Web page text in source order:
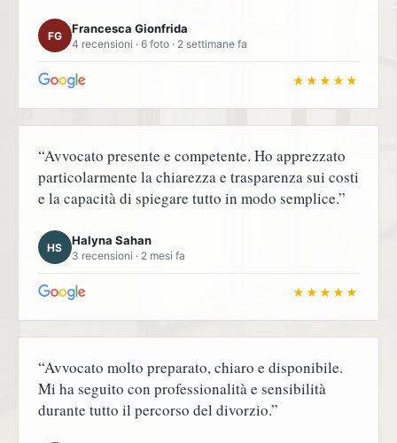
FG
Francesca Gionfrida
4 recensioni · 6 foto · 2 settimane fa
★★★★★
“Avvocato presente e competente. Ho apprezzato
particolarmente la chiarezza e trasparenza sui costi
e la capacità di spiegare tutto in modo semplice.”
HS
Halyna Sahan
3 recensioni · 2 mesi fa
★★★★★
“Avvocato molto preparato, chiaro e disponibile.
Mi ha seguito con professionalità e sensibilità
durante tutto il percorso del divorzio.”